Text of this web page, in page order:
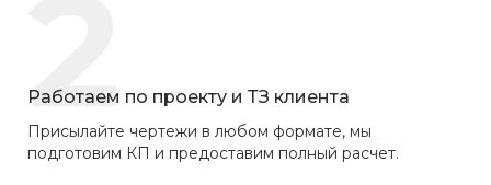
2
Работаем по проекту и ТЗ клиента
Присылайте чертежи в любом формате, мы
подготовим КП и предоставим полный расчет.